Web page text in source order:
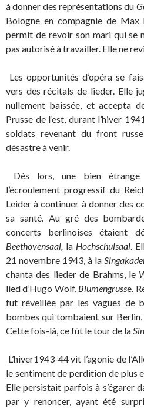
à donner des représentations du
Bologne en compagnie de Max
permit de revoir son mari qui se
pas autorisé à travailler. Elle ne
Les opportunités d’opéra se
vers des récitals de lieder. Elle
nullement baissée, et accepta
Prusse de l’est, durant l’hiver
soldats revenant du front
désastre à venir.
Dès lors, une bien
l’écroulement progressif du
Leider à continuer à donner des
sa santé. Au gré des
concerts berlinoises étaient
Beethovensaal, la Hochschulsaal.
21 novembre 1943, à la
chanta des lieder de Brahms, le
lied d’Hugo Wolf, Blumengrusse.
fut réveillée par les vagues de
bombes qui tombaient sur
Cette fois-là, ce fût le tour de la
L’hiver1943-44 vit l’agonie de
le sentiment de perdition de plus
Elle persistait parfois à s’égarer
par y renoncer, ayant été